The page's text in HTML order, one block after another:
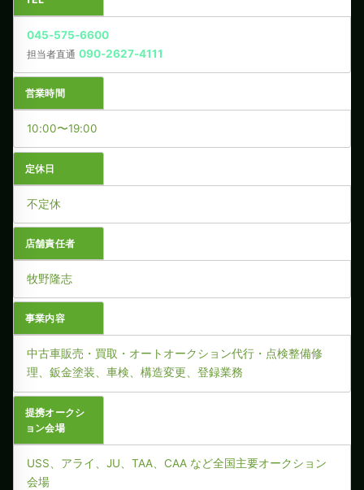
045-575-6600
担当者直通 090-2627-4111
営業時間
10:00〜19:00
定休日
不定休
店舗責任者
牧野隆志
事業内容
中古車販売・買取・オートオークション代行・点検整備修
理、鈑金塗装、車検、構造変更、登録業務
提携オークシ
ョン会場
USS、アライ、JU、TAA、CAA など全国主要オークション
会場